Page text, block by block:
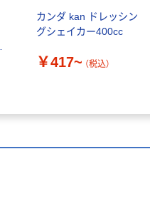
カンダ kan ドレッシン
グシェイカー400cc
￥417~ （税込）